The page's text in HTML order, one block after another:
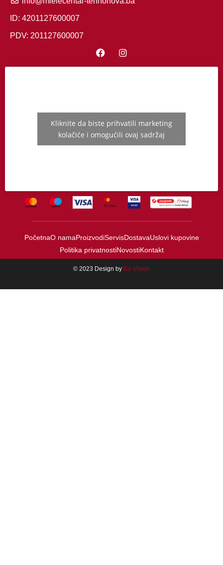
Kliknite da biste prihvatili marketing
kolačiće i omogućili ovaj sadržaj
ID: 4201127600007
PDV: 201127600007
PočetnaO namaProizvodiServisDostavaUslovi kupovine
Politika privatnostiNovostiKontakt
© 2023 Design by Ed-Vision